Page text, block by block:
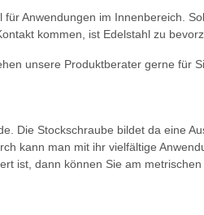
Anwendungen im Innenbereich.
kommen, ist Edelstahl zu
unsere Produktberater gerne für
Die Stockschraube bildet da eine
kann man mit ihr vielfältige
ist, dann können Sie am